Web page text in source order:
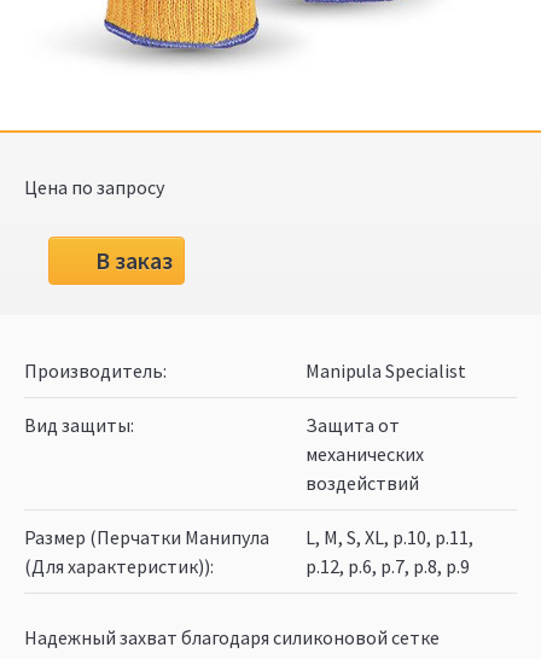
Цена по запросу
В заказ
Производитель Manipula Specialist
Вид защиты
Защита от
механических
воздействий
Размер (Перчатки Манипула
(Для характеристик))
L, M, S, XL, р.10, р.11,
р.12, р.6, р.7, р.8, р.9
Надежный захват благодаря силиконовой сетке